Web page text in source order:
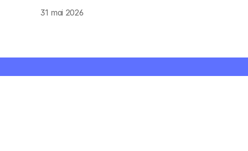
31 mai 2026